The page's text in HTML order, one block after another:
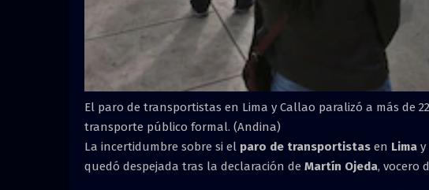
El paro de transportistas en Lima y Callao paralizó a más de
transporte público formal. (Andina)
La incertidumbre sobre si el paro de transportistas en Lima y
quedó despejada tras la declaración de Martín Ojeda, vocero